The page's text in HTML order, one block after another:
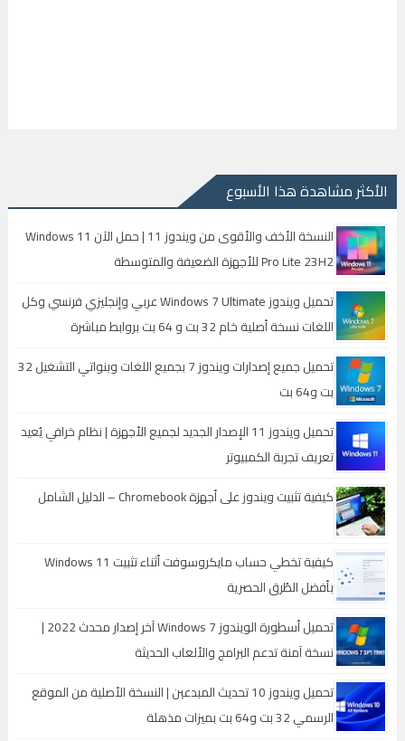
الأكثر مشاهدة هذا الأسبوع
النسخة الأخف والأقوى من ويندوز 11 | حمل الآن Windows 11
Pro Lite 23H2 للأجهزة الضعيفة والمتوسطة
تحميل ويندوز Windows 7 Ultimate عربي وإنجليزي فرنسي وكل
اللغات نسخة أصلية خام 32 بت و 64 بت بروابط مباشرة
تحميل جميع إصدارات ويندوز 7 بجميع اللغات وبنواتي التشغيل 32
بت و64 بت
تحميل ويندوز 11 الإصدار الجديد لجميع الأجهزة | نظام خرافي يُعيد
تعريف تجربة الكمبيوتر
كيفية تثبيت ويندوز على أجهزة Chromebook – الدليل الشامل
كيفية تخطي حساب مايكروسوفت أثناء تثبيت Windows 11
بأفضل الطُرق الحصرية
تحميل أسطورة الويندوز Windows 7 آخر إصدار محدث 2022 |
نسخة آمنة تدعم البرامج والألعاب الحديثة
تحميل ويندوز 10 تحديث المبدعين | النسخة الأصلية من الموقع
الرسمي 32 بت و64 بت بميزات مذهلة